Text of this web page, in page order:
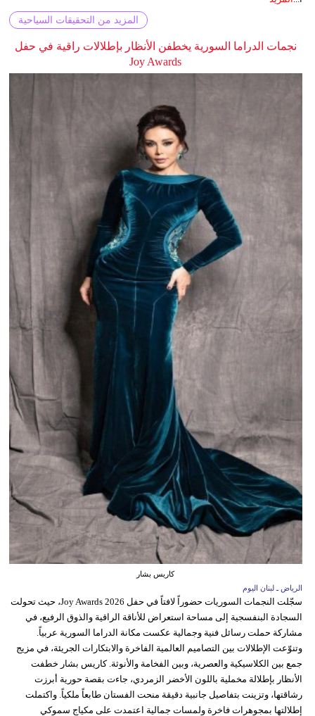
المزيد من التحقيقات السياحية
نجمات الدراما السورية يخطفن الأنظار بإطلالات راقية في حفل
Joy Awards
كاريس بشار
الرياض ـ لبنان اليوم
سجّلت النجمات السوريات حضوراً لافتاً في حفل Joy Awards 2026، حيث تحولت
السجادة البنفسجية إلى مساحة استعراض للأناقة الراقية والذوق الرفيع، في
مشاركة حملت رسائل فنية وجمالية عكست مكانة الدراما السورية عربياً.
وتنوّعت الإطلالات بين التصاميم العالمية الفاخرة والابتكارات الجريئة، في مزيج
جمع بين الكلاسيكية والعصرية، وبين الفخامة والأنوثة. كاريس بشار خطفت
الأنظار بإطلالة مخملية باللون الأخضر الزمردي، جاءت بقصة حورية أبرزت
رشاقتها، وتزينت بتفاصيل جانبية دقيقة منحت الفستان طابعاً ملكياً. واكتملت
إطلالتها بمجوهرات فاخرة ولمسات جمالية اعتمدت على مكياج سموكي